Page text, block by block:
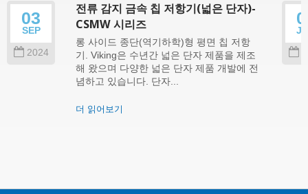
03
SEP
2024
전류 감지 금속 칩 저항기(넓은 단자)-
CSMW 시리즈
롱 사이드 종단(역기하학)형 평면 칩 저항
기. Viking은 수년간 넓은 단자 제품을 제조
해 왔으며 다양한 넓은 단자 제품 개발에 전
념하고 있습니다. 단자...
더 읽어보기